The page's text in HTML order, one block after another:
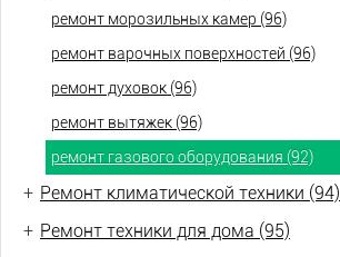
ремонт морозильных камер (96)
ремонт варочных поверхностей (96)
ремонт духовок (96)
ремонт вытяжек (96)
ремонт газового оборудования (92)
+ Ремонт климатической техники (94)
+ Ремонт техники для дома (95)